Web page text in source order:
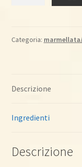
quantità
Categoria:
Descrizione
Ingredienti
Descrizione